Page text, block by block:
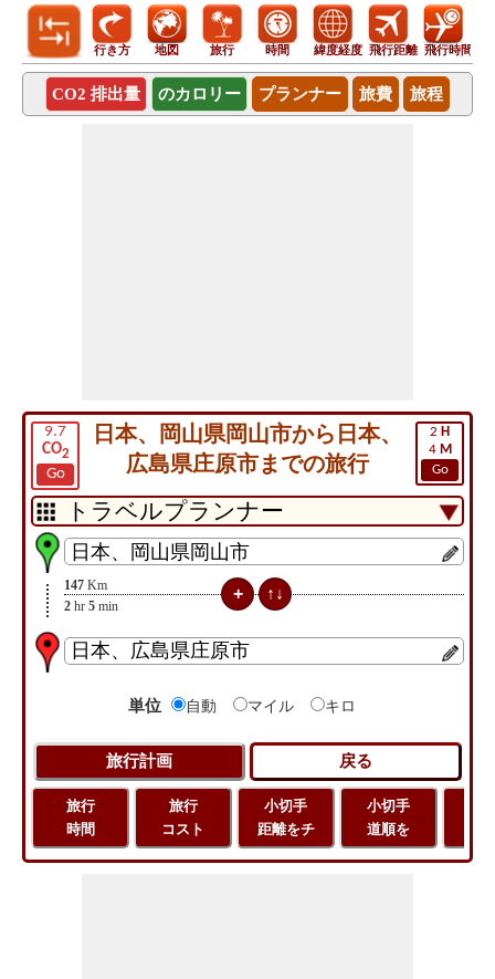
行き方 地図 旅行 時間 緯度経度 飛行距離 飛行時間
CO2 排出量 のカロリー プランナー 旅費 旅程
9.7
CO2
Go
2 H
4 M
Go
日本、岡山県岡山市から日本、
広島県庄原市までの旅行
147 Km
2 hr 5 min
単位 自動 マイル キロ
旅行
時間
旅行
コスト
小切手
距離をチ
小切手
道順を